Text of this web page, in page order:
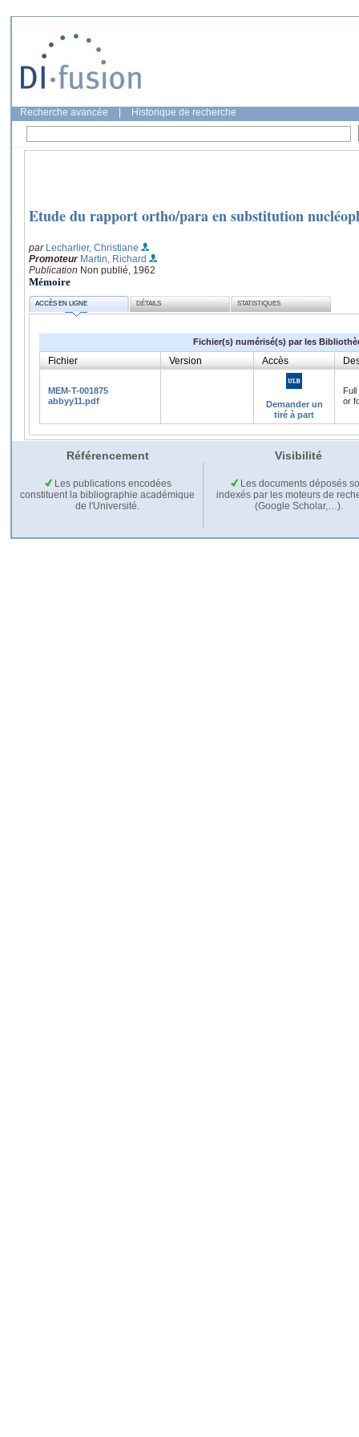
Recherche avancée Historique de recherche
Etude du rapport ortho/para en substitution
par Lecharlier, Christiane
Promoteur Martin, Richard
Publication Non publié, 1962
Mémoire
ACCÈS EN LIGNE DÉTAILS STATISTIQUES
Fichier(s) numérisé(s) par les
Fichier Version Accès
MEM-T-001875
abbyy11.pdf
Demander un
tiré à part
or
Référencement Visibilité
Les publications encodées
constituent la bibliographie académique
de l'Université.
Les documents déposés
indexés par les moteurs de
(Google Scholar,…).